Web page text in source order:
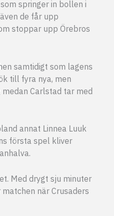
springer in bollen i
de får upp
stoppar upp Örebros
samtidigt som lagens
till fyra nya, men
Carlstad tar med
annat Linnea Luuk
första spel kliver
Med drygt sju minuter
när Crusaders